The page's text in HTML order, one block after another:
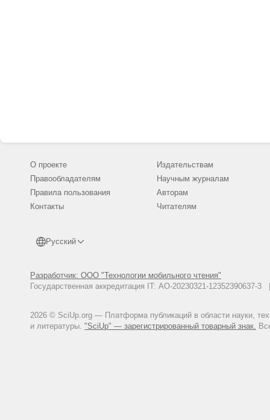
О проекте
Правообладателям
Правила пользования
Контакты
Русский
Разработчик: ООО "Технологии мобильного чтения"
Государственная аккредитация IT: АО-20230321-
2026 © SciUp.org — Платформа публикаций в области науки,
и литературы. "SciUp" — зарегистрированный товарный знак.
Издательствам
Научным журналам
Авторам
Читателям